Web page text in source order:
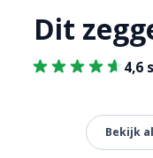
Dit
4,6
Bekijk